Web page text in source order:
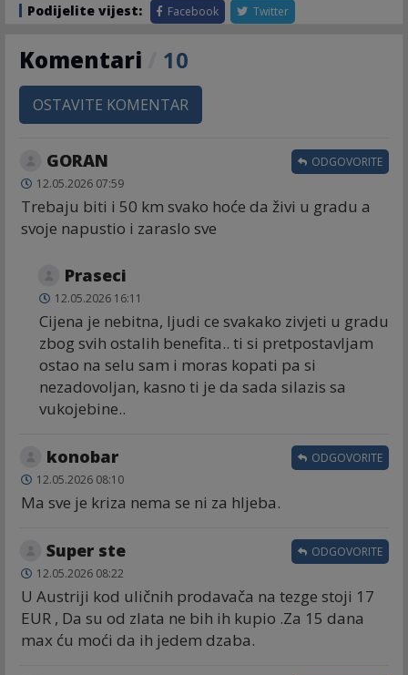
Podijelite vijest: Facebook Twitter
Komentari 10
OSTAVITE KOMENTAR
GORAN
12.05.2026 07:59
Trebaju biti i 50 km svako hoće da živi u gradu a
svoje napustio i zaraslo sve
ODGOVORITE
Praseci
12.05.2026 16:11
Cijena je nebitna, ljudi ce svakako zivjeti u gradu
zbog svih ostalih benefita.. ti si pretpostavljam
ostao na selu sam i moras kopati pa si
nezadovoljan, kasno ti je da sada silazis sa
vukojebine..
konobar
12.05.2026 08:10
Ma sve je kriza nema se ni za hljeba.
ODGOVORITE
Super ste
12.05.2026 08:22
U Austriji kod uličnih prodavača na tezge stoji 17
EUR , Da su od zlata ne bih ih kupio .Za 15 dana
max ću moći da ih jedem dzaba.
ODGOVORITE